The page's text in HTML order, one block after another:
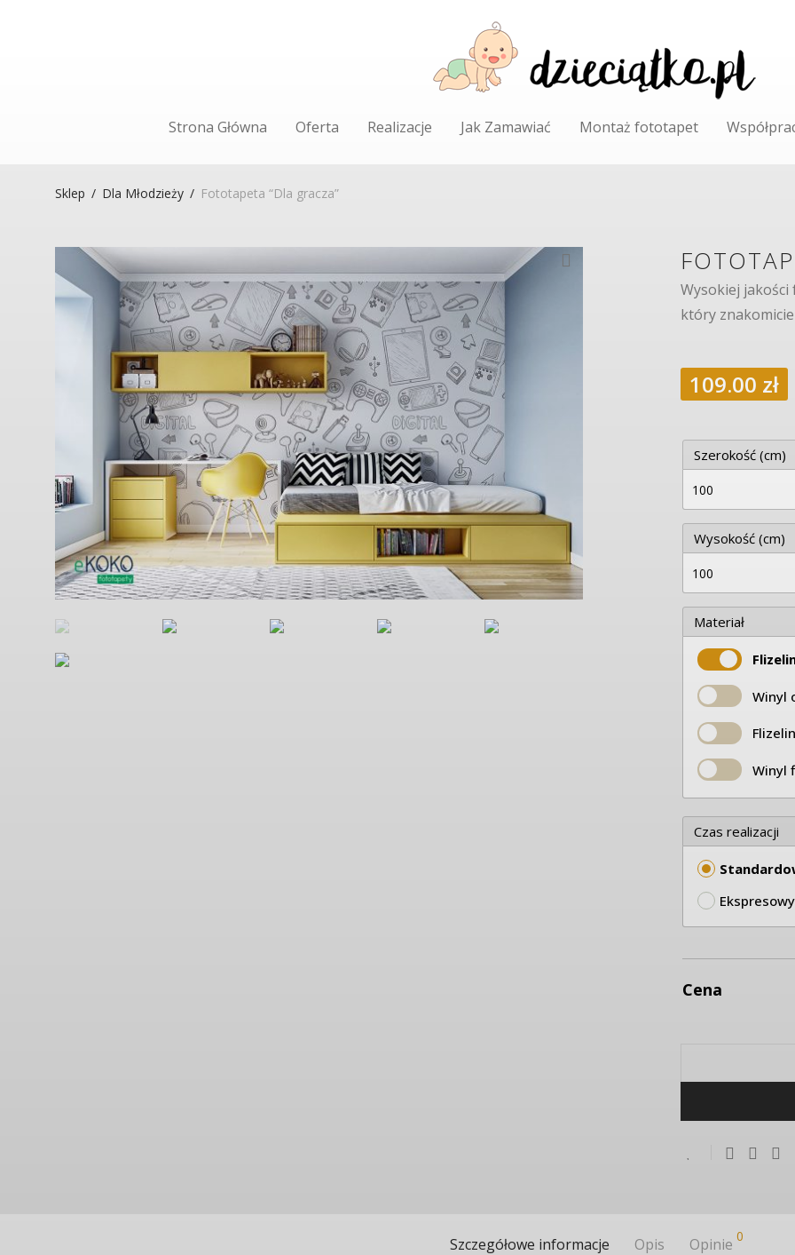
Strona Główna Oferta Realizacje Jak Zamawiać Montaż fototapet
Sklep / Dla Młodzieży / Fototapeta “Dla gracza”
Wysokiej jakości
który
109.00 zł
Szerokość (cm)
Wysokość (cm)
Materiał
Winyl
Winyl
Czas realizacji
Cena
Szczegółowe informacje Opis Opinie 0